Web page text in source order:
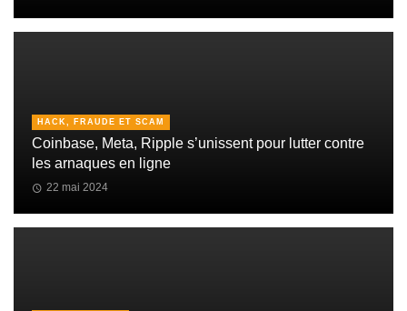
HACK, FRAUDE ET SCAM
Coinbase, Meta, Ripple s’unissent pour lutter contre
les arnaques en ligne
22 mai 2024